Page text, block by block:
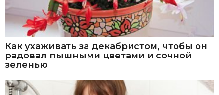
Как ухаживать за декабристом, чтобы он
радовал пышными цветами и сочной
зеленью